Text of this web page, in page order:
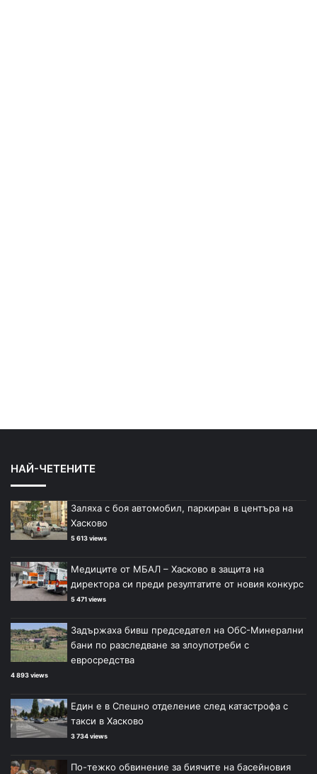
НАЙ-ЧЕТЕНИТЕ
Заляха с боя автомобил, паркиран в центъра на
Хасково
5 613 views
Медиците от МБАЛ – Хасково в защита на
директора си преди резултатите от новия конкурс
5 471 views
Задържаха бивш председател на ОбС-Минерални
бани по разследване за злоупотреби с
евросредства
4 893 views
Един е в Спешно отделение след катастрофа с
такси в Хасково
3 734 views
По-тежко обвинение за биячите на басейновия